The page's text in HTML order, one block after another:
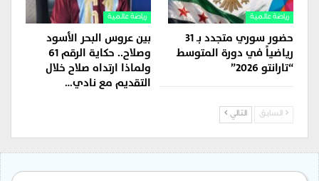
رياضة عالمية
حضور سوري متجدد بـ 31
رياضياً في دورة المتوسط
“تارانتو 2026”
رياضة عالمية
بين عروس البحر الأسود
وصلاح.. حكاية الرقم 61
ولماذا ارتداه صلاح خلال
التقديم مع نادي…
السابق التالي